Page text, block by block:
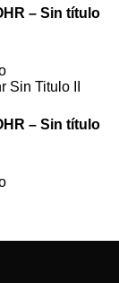
– Sin título
– Sin título